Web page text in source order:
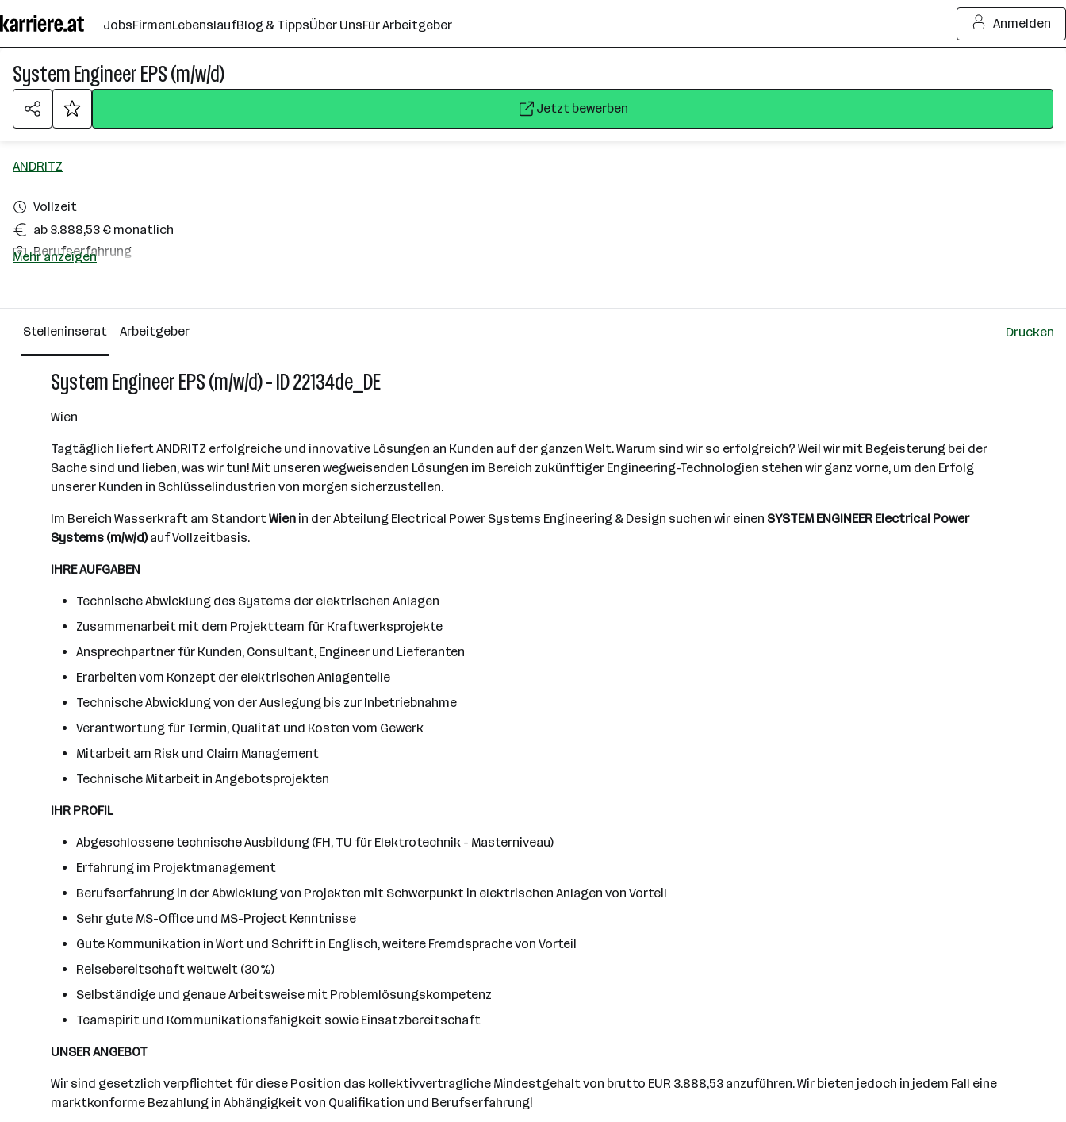
Seiteninhalt
springen
JobsFirmenLebenslaufBlog & TippsÜber UnsFür Arbeitgeber Anmelden
System Engineer EPS (m/w/d)
Jetzt bewerben
ANDRITZ
Vollzeit
ab 3.888,53 € monatlich
Berufserfahrung
10000+ Mitarbeiter*innen
Mehr anzeigen
Stelleninserat Arbeitgeber Drucken
System Engineer EPS (m/w/d) - ID 22134de_DE
Wien
Tagtäglich liefert ANDRITZ erfolgreiche und innovative Lösungen an Kunden auf der ganzen Welt. Warum sind wir so erfolgreich? Weil wir mit Begeisterung bei der
Sache sind und lieben, was wir tun! Mit unseren wegweisenden Lösungen im Bereich zukünftiger Engineering-Technologien stehen wir ganz vorne, um den Erfolg
unserer Kunden in Schlüsselindustrien von morgen sicherzustellen.
Im Bereich Wasserkraft am StandortWien in der Abteilung Electrical Power Systems Engineering & Design suchen wir einen SYSTEM ENGINEER Electrical Power
Systems (m/w/d)auf Vollzeitbasis.
IHRE AUFGABEN
Technische Abwicklung des Systems der elektrischen Anlagen
Zusammenarbeit mit dem Projektteam für Kraftwerksprojekte
Ansprechpartner für Kunden, Consultant, Engineer und Lieferanten
Erarbeiten vom Konzept der elektrischen Anlagenteile
Technische Abwicklung von der Auslegung bis zur Inbetriebnahme
Verantwortung für Termin, Qualität und Kosten vom Gewerk
Mitarbeit am Risk und Claim Management
Technische Mitarbeit in Angebotsprojekten
IHR PROFIL
Abgeschlossene technische Ausbildung (FH, TU für Elektrotechnik - Masterniveau)
Erfahrung im Projektmanagement
Berufserfahrung in der Abwicklung von Projekten mit Schwerpunkt in elektrischen Anlagen von Vorteil
Sehr gute MS-Office und MS-Project Kenntnisse
Gute Kommunikation in Wort und Schrift in Englisch, weitere Fremdsprache von Vorteil
Reisebereitschaft weltweit (30%)
Selbständige und genaue Arbeitsweise mit Problemlösungskompetenz
Teamspirit und Kommunikationsfähigkeit sowie Einsatzbereitschaft
UNSER ANGEBOT
Wir sind gesetzlich verpflichtet für diese Position das kollektivvertragliche Mindestgehalt von brutto EUR 3.888,53 anzuführen. Wir bieten jedoch in jedem Fall eine
marktkonforme Bezahlung in Abhängigkeit von Qualifikation und Berufserfahrung!